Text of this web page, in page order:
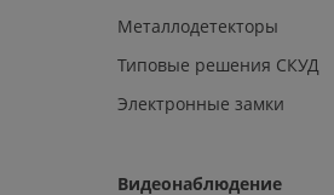
Металлодетекторы
Типовые решения СКУД
Электронные замки
Видеонаблюдение